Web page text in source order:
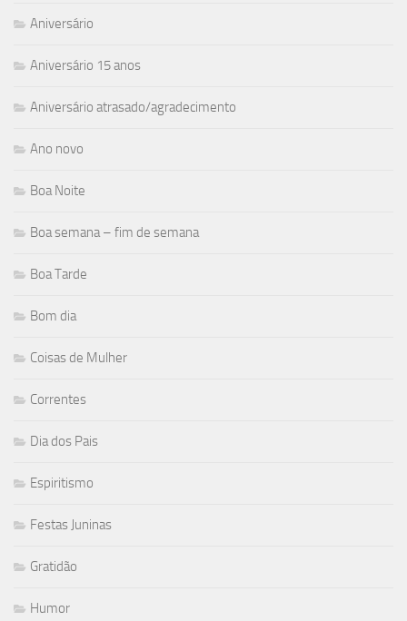
Aniversário
Aniversário 15 anos
Aniversário atrasado/agradecimento
Ano novo
Boa Noite
Boa semana – fim de semana
Boa Tarde
Bom dia
Coisas de Mulher
Correntes
Dia dos Pais
Espiritismo
Festas Juninas
Gratidão
Humor